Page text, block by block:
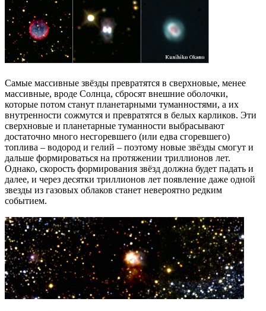
Самые массивные звёзды превратятся в сверхновые, менее
массивные, вроде Солнца, сбросят внешние оболочки,
которые потом станут планетарными туманностями, а их
внутренности сожмутся и превратятся в белых карликов. Эти
сверхновые и планетарные туманности выбрасывают
достаточно много несгоревшего (или едва сгоревшего)
топлива – водород и гелий – поэтому новые звёзды смогут и
дальше формироваться на протяжении триллионов лет.
Однако, скорость формирования звёзд должна будет падать и
далее, и через десятки триллионов лет появление даже одной
звезды из газовых облаков станет невероятно редким
событием.